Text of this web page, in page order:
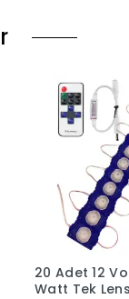
20 Adet 12
Watt Tek